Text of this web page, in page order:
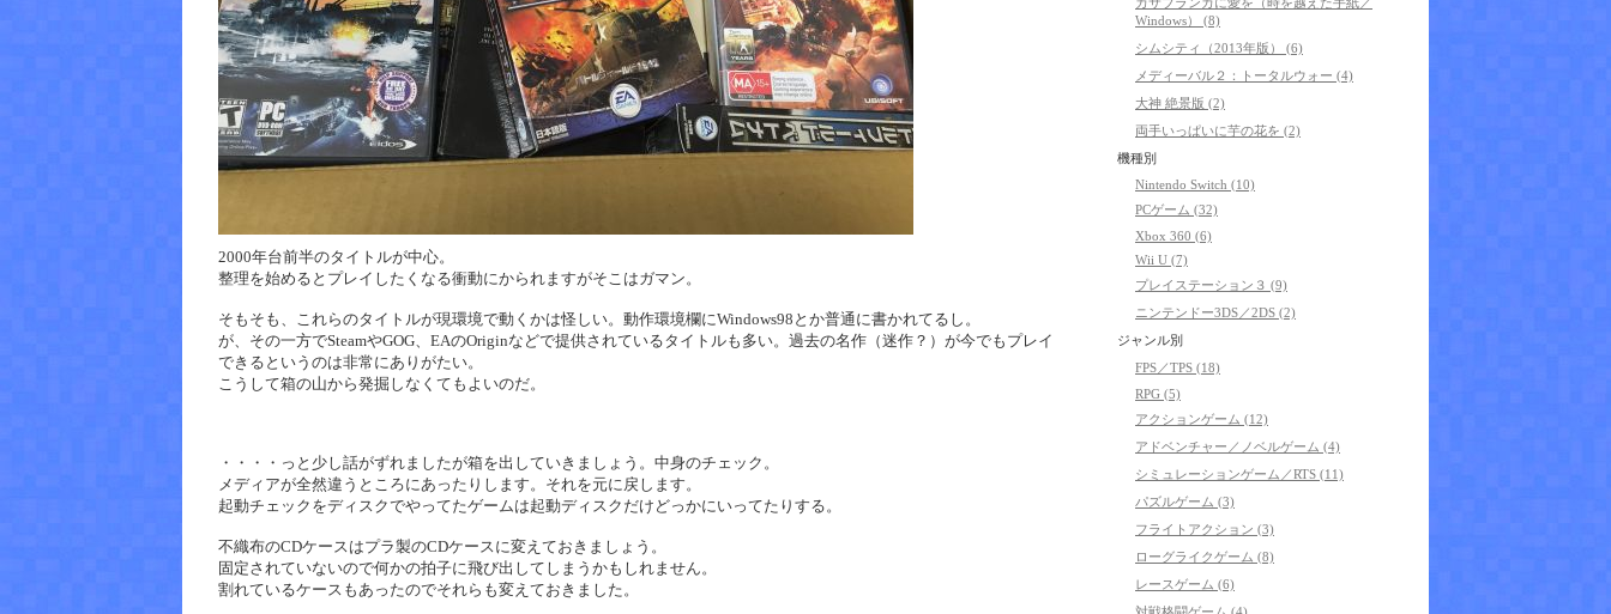
2000年台前半のタイトルが中心。
整理を始めるとプレイしたくなる衝動にかられますがそこはガマン。
そもそも、これらのタイトルが現環境で動くかは怪しい。動作環境欄にWindows98とか普通に書かれてるし。
が、その一方でSteamやGOG、EAのOriginなどで提供されているタイトルも多い。過去の名作（迷作？）が今でもプレイ
できるというのは非常にありがたい。
こうして箱の山から発掘しなくてもよいのだ。
・・・・っと少し話がずれましたが箱を出していきましょう。中身のチェック。
メディアが全然違うところにあったりします。それを元に戻します。
起動チェックをディスクでやってたゲームは起動ディスクだけどっかにいってたりする。
不織布のCDケースはプラ製のCDケースに変えておきましょう。
固定されていないので何かの拍子に飛び出してしまうかもしれません。
割れているケースもあったのでそれらも変えておきました。
Windows） (8)
シムシティ（2013年版） (6)
メディーバル２：トータルウォー (4)
大神 絶景版 (2)
両手いっぱいに芋の花を (2)
機種別
Nintendo Switch (10)
PCゲーム (32)
Xbox 360 (6)
Wii U (7)
プレイステーション３ (9)
ニンテンドー3DS／2DS (2)
ジャンル別
FPS／TPS (18)
RPG (5)
アクションゲーム (12)
アドベンチャー／ノベルゲーム (4)
シミュレーションゲーム／RTS (11)
パズルゲーム (3)
フライトアクション (3)
ローグライクゲーム (8)
レースゲーム (6)